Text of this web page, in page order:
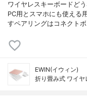
ワイヤレスキーボードど
PC用とスマホにも使える
すペアリングはコネクト
EWIN(イウィン)
折り畳み式 ワイヤ